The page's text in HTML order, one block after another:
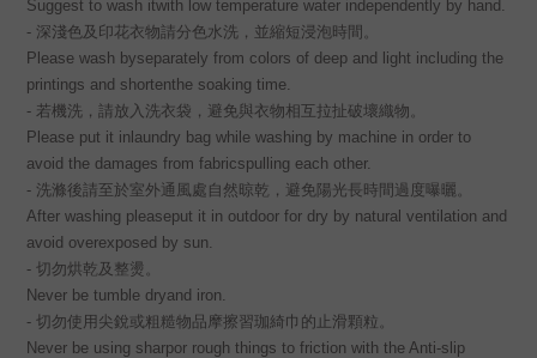
Suggest to wash itwith low temperature water independently by hand.
- 深淺色及印花衣物請分色水洗，並縮短浸泡時間。
Please wash byseparately from colors of deep and light including the
printings and shortenthe soaking time.
- 若機洗，請放入洗衣袋，避免與衣物相互拉扯破壞織物。
Please put it inlaundry bag while washing by machine in order to
avoid the damages from fabricspulling each other.
- 洗滌後請至於室外通風處自然晾乾，避免陽光長時間過度曝曬。
After washing pleaseput it in outdoor for dry by natural ventilation and
avoid overexposed by sun.
- 切勿烘乾及整燙。
Never be tumble dryand iron.
- 切勿使用尖銳或粗糙物品摩擦習珈綺巾的止滑顆粒。
Never be using sharpor rough things to friction with the Anti-slip